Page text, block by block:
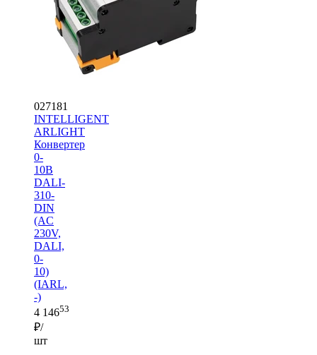
027181
INTELLIGENT
ARLIGHT
Конвертер
0-
10В
DALI-
310-
DIN
(AC
230V,
DALI,
0-
10)
(IARL,
-)
4 14653
₽/
шт